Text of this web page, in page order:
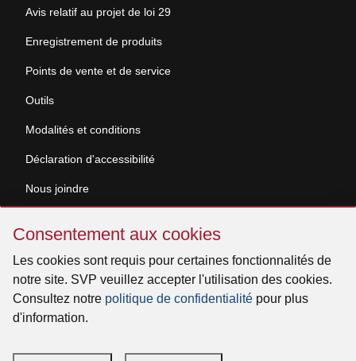
Consentement
aux
cookies
Consentement aux cookies
Les cookies sont requis pour certaines fonctionnalités de
notre site. SVP veuillez accepter l'utilisation des cookies.
Consultez notre politique de confidentialité pour plus
d'information.
Avis relatif au projet de loi 29
Enregistrement de produits
Points de vente et de service
Outils
Modalités et conditions
Déclaration d'accessibilité
Nous joindre
© 2026 Venmar Ventilation ULC Tous droits réservés.
Facebook
Instagram